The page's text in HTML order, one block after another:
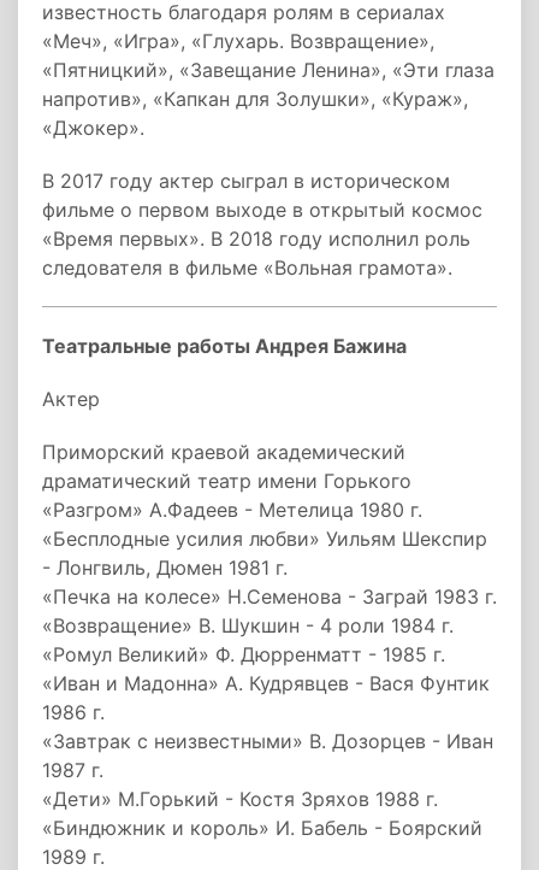
известность благодаря ролям в сериалах
«Меч», «Игра», «Глухарь. Возвращение»,
«Пятницкий», «Завещание Ленина», «Эти глаза
напротив», «Капкан для Золушки», «Кураж»,
«Джокер».
В 2017 году актер сыграл в историческом
фильме о первом выходе в открытый космос
«Время первых». В 2018 году исполнил роль
следователя в фильме «Вольная грамота».
Театральные работы Андрея Бажина
Актер
Приморский краевой академический
драматический театр имени Горького
«Разгром» А.Фадеев - Метелица 1980 г.
«Бесплодные усилия любви» Уильям Шекспир
- Лонгвиль, Дюмен 1981 г.
«Печка на колесе» Н.Семенова - Заграй 1983 г.
«Возвращение» В. Шукшин - 4 роли 1984 г.
«Ромул Великий» Ф. Дюрренматт - 1985 г.
«Иван и Мадонна» А. Кудрявцев - Вася Фунтик
1986 г.
«Завтрак с неизвестными» В. Дозорцев - Иван
1987 г.
«Дети» М.Горький - Костя Зряхов 1988 г.
«Биндюжник и король» И. Бабель - Боярский
1989 г.